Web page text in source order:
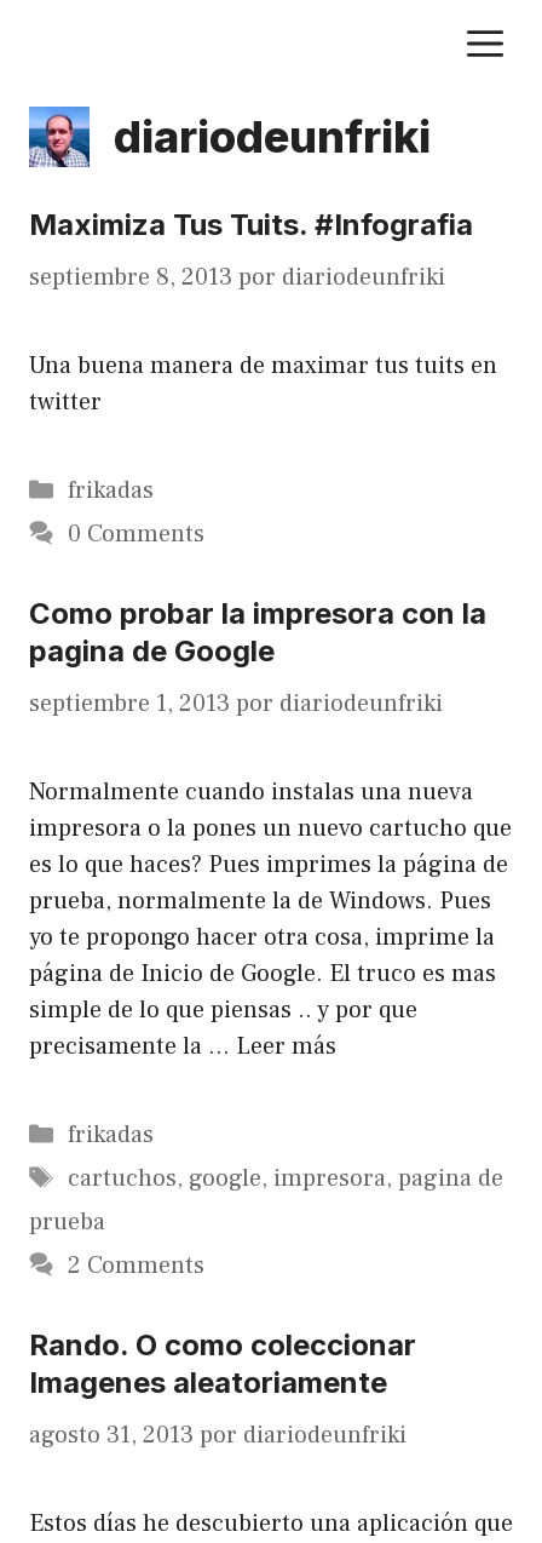
diariodeunfriki
Maximiza Tus Tuits. #Infografia
septiembre 8, 2013 por diariodeunfriki
Una buena manera de maximar tus tuits en
twitter
Categorías
frikadas
0 Comments
Como probar la impresora con la
pagina de Google
septiembre 1, 2013 por diariodeunfriki
Normalmente cuando instalas una nueva
impresora o la pones un nuevo cartucho que
es lo que haces? Pues imprimes la página de
prueba, normalmente la de Windows. Pues
yo te propongo hacer otra cosa, imprime la
página de Inicio de Google. El truco es mas
simple de lo que piensas .. y por que
precisamente la … Leer más
Categorías
frikadas
Etiquetas
cartuchos, google, impresora, pagina de
prueba
2 Comments
Rando. O como coleccionar
Imagenes aleatoriamente
agosto 31, 2013 por diariodeunfriki
Estos días he descubierto una aplicación que